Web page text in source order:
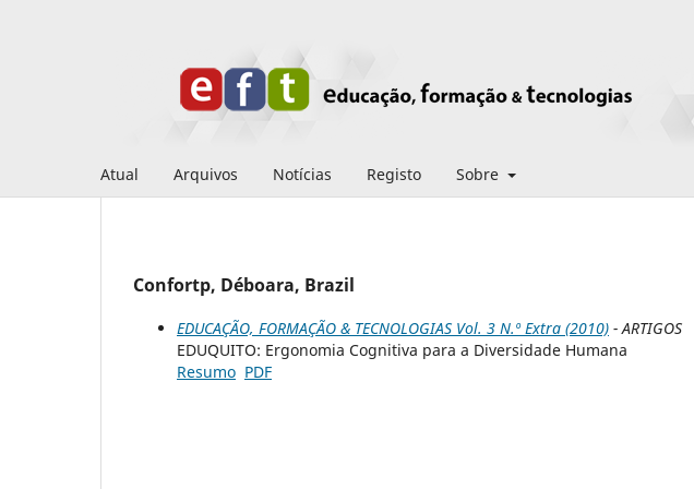
Atual Arquivos Notícias Registo Sobre
Confortp, Déboara, Brazil
EDUCAÇÃO, FORMAÇÃO & TECNOLOGIAS Vol. 3 N.º Extra (2010) - ARTIGOS
EDUQUITO: Ergonomia Cognitiva para a Diversidade Humana
Resumo PDF